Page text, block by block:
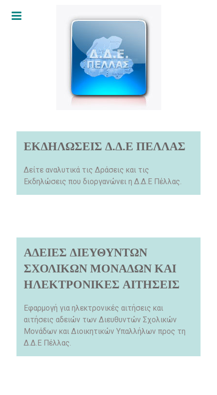
ΕΚΔΗΛΩΣΕΙΣ Δ.Δ.Ε ΠΕΛΛΑΣ
Δείτε αναλυτικά τις Δράσεις και τις
Εκδηλώσεις που διοργανώνει η Δ.Δ.Ε Πέλλας.
ΑΔΕΙΕΣ ΔΙΕΥΘΥΝΤΩΝ
ΣΧΟΛΙΚΩΝ ΜΟΝΑΔΩΝ ΚΑΙ
ΗΛΕΚΤΡΟΝΙΚΕΣ ΑΙΤΗΣΕΙΣ
Εφαρμογή για ηλεκτρονικές αιτήσεις και
αιτήσεις αδειών των Διευθυντών Σχολικών
Μονάδων και Διοικητικών Υπαλλήλων προς τη
Δ.Δ.Ε Πέλλας.